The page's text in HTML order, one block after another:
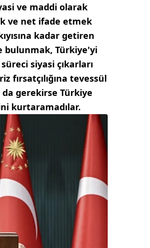
ve maddi olarak
ve net ifade etmek
kadar getiren
bulunmak, Türkiye'yi
siyasi çıkarları
fırsatçılığına tevessül
gerekirse Türkiye
kurtaramadılar.